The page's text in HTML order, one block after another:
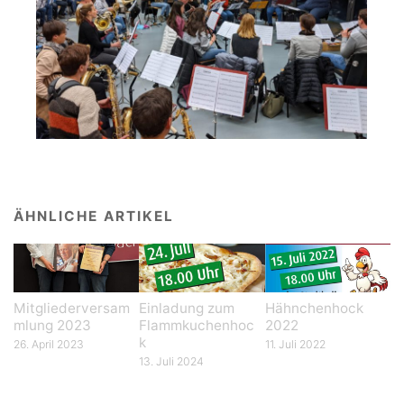
ÄHNLICHE ARTIKEL
Mitgliederversam
mlung 2023
26. April 2023
Einladung zum
Flammkuchenhoc
k
13. Juli 2024
Hähnchenhock
2022
11. Juli 2022